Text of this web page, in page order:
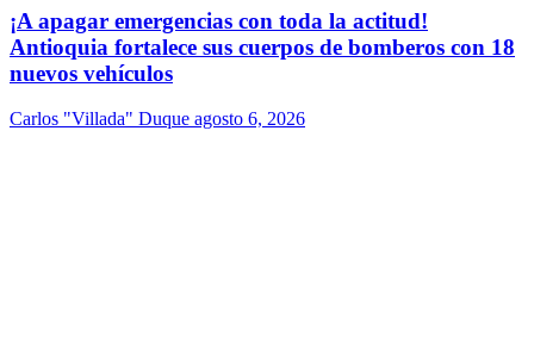
¡A apagar emergencias con toda la actitud!
Antioquia fortalece sus cuerpos de bomberos con 18
nuevos vehículos
Carlos "Villada" Duque agosto 6, 2026